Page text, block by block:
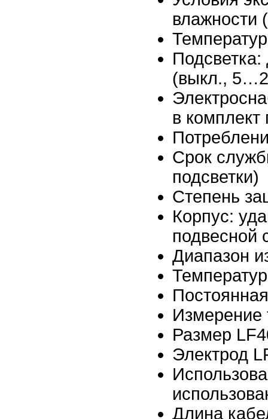
влажности
Подсветка:
(выкл.,
в комплект
Срок
подсветки)
Степень
Корпус:
подвесной
Диапазон
Измерение
Размер
Электрод
Длина